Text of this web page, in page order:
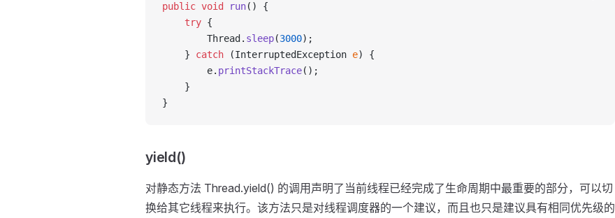
public void run() {
    try
{
        Thread.
sleep(3000);
    }
catch (InterruptedException e) {
        e.
printStackTrace();
    }
}
yield()
对静态方法 Thread.yield() 的调用声明了当前线程已经完成了生命周期中最重要的部分，可以切
换给其它线程来执行。该方法只是对线程调度器的一个建议，而且也只是建议具有相同优先级的